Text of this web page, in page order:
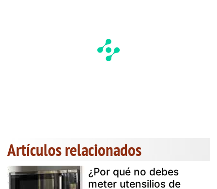
Artículos relacionados
¿Por qué no debes
meter utensilios de